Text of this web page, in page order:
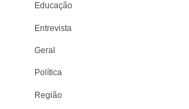
Educação
Entrevista
Geral
Política
Região